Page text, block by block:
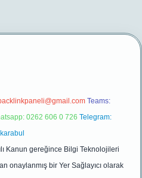
Teams:
0262 606 0 726 Telegram:
Kanun gereğince Bilgi Teknolojileri
onaylanmış bir Yer Sağlayıcı olarak